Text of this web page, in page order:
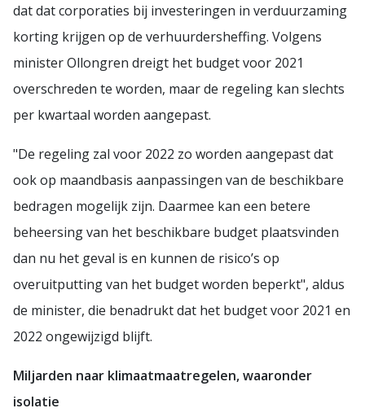
dat dat corporaties bij investeringen in verduurzaming
korting krijgen op de verhuurdersheffing. Volgens
minister Ollongren dreigt het budget voor 2021
overschreden te worden, maar de regeling kan slechts
per kwartaal worden aangepast.
"De regeling zal voor 2022 zo worden aangepast dat
ook op maandbasis aanpassingen van de beschikbare
bedragen mogelijk zijn. Daarmee kan een betere
beheersing van het beschikbare budget plaatsvinden
dan nu het geval is en kunnen de risico’s op
overuitputting van het budget worden beperkt", aldus
de minister, die benadrukt dat het budget voor 2021 en
2022 ongewijzigd blijft.
Miljarden naar klimaatmaatregelen, waaronder
isolatie